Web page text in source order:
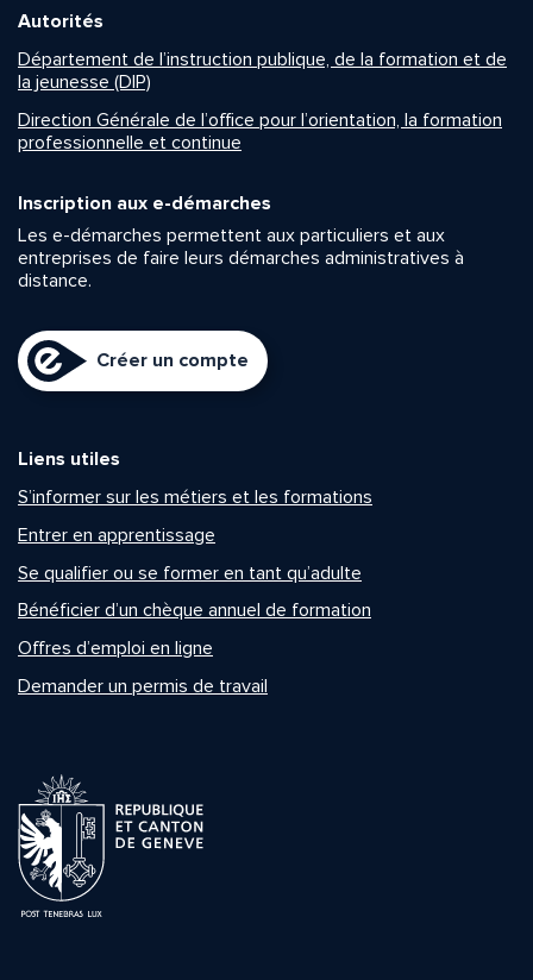
Autorités
Département de l’instruction publique, de la formation et de
la jeunesse (DIP)
Direction Générale de l’office pour l’orientation, la formation
professionnelle et continue
Inscription aux e-démarches
Les e-démarches permettent aux particuliers et aux
entreprises de faire leurs démarches administratives à
distance.
Créer un compte
Liens utiles
S’informer sur les métiers et les formations
Entrer en apprentissage
Se qualifier ou se former en tant qu’adulte
Bénéficier d’un chèque annuel de formation
Offres d’emploi en ligne
Demander un permis de travail